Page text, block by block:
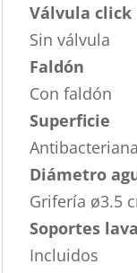
Válvula click
Sin válvula
Faldón
Con faldón
Superficie
Diámetro
Grifería ø3.5
Soportes
Incluidos